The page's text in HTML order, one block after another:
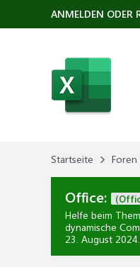
Startseite Foren
Office:
Helfe beim
dynamische
23. August 2024.
ANMELDEN ODER